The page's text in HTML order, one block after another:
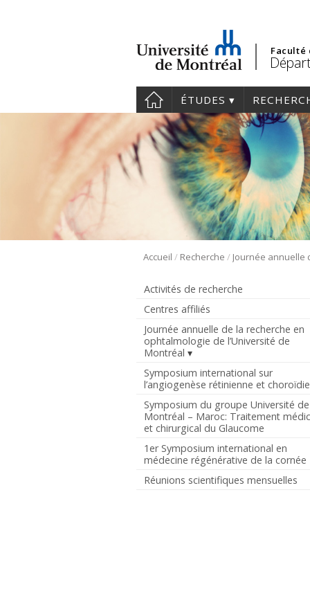
Faculté
ÉTUDES
Accueil / Recherche /
Activités de recherche
Centres affiliés
Journée annuelle de la recherche en
ophtalmologie de l’Université de
Montréal
Symposium international sur
l’angiogenèse rétinienne et
Symposium du groupe Université de
Montréal – Maroc: Traitement
et chirurgical du Glaucome
1er Symposium international en
médecine régénérative de la cornée
Réunions scientifiques mensuelles